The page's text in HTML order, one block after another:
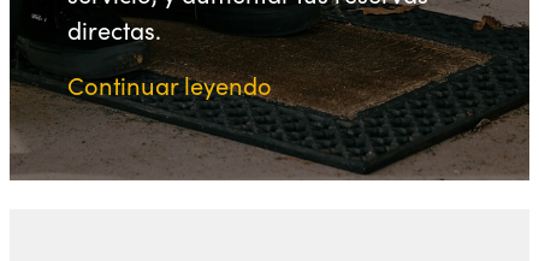
directas.
Continuar leyendo